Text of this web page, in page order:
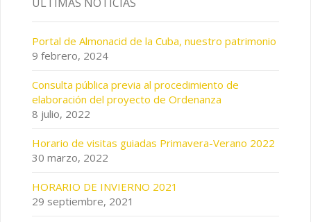
Portal de Almonacid de la Cuba, nuestro patrimonio
9 febrero, 2024
Consulta pública previa al procedimiento de
elaboración del proyecto de Ordenanza
8 julio, 2022
Horario de visitas guiadas Primavera-Verano 2022
30 marzo, 2022
HORARIO DE INVIERNO 2021
29 septiembre, 2021